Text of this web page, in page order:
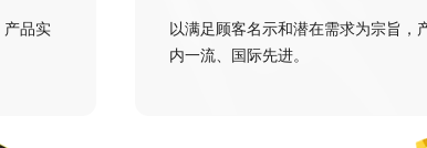
产品实
以满足顾客名示和潜在需求为宗旨，
内一流、国际先进。